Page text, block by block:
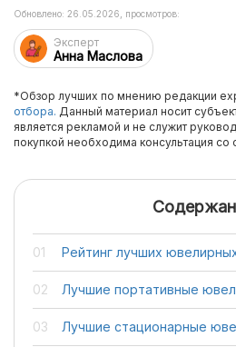
Эксперт
Анна Маслова
Обновлено: 26.05.2026, просмотров:
*Обзор лучших по мнению редакции
отбора. Данный материал носит
является рекламой и не служит
покупкой необходима консультация со
Рейтинг лучших
Лучшие портативные
Лучшие стационарные